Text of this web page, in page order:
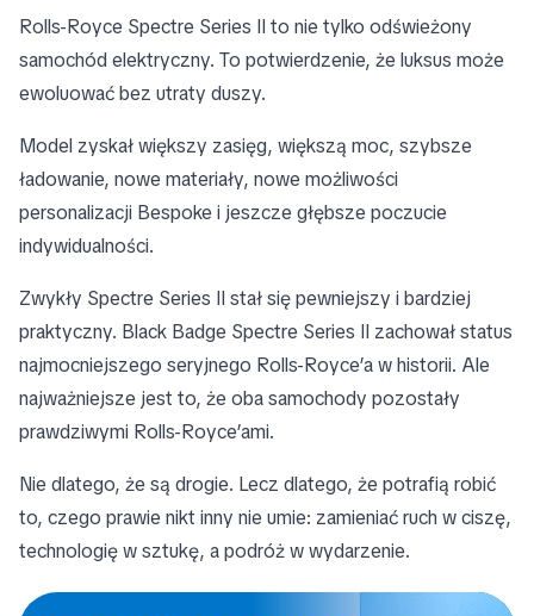
Rolls-Royce Spectre Series II to nie tylko odświeżony
samochód elektryczny. To potwierdzenie, że luksus może
ewoluować bez utraty duszy.
Model zyskał większy zasięg, większą moc, szybsze
ładowanie, nowe materiały, nowe możliwości
personalizacji Bespoke i jeszcze głębsze poczucie
indywidualności.
Zwykły Spectre Series II stał się pewniejszy i bardziej
praktyczny. Black Badge Spectre Series II zachował status
najmocniejszego seryjnego Rolls-Royce’a w historii. Ale
najważniejsze jest to, że oba samochody pozostały
prawdziwymi Rolls-Royce’ami.
Nie dlatego, że są drogie. Lecz dlatego, że potrafią robić
to, czego prawie nikt inny nie umie: zamieniać ruch w ciszę,
technologię w sztukę, a podróż w wydarzenie.